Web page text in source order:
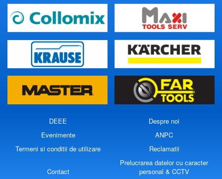
DEEE
Despre noi
Evenimente
ANPC
Termeni si conditii de utilizare
Reclamatii
Contact
Prelucrarea datelor cu caracter
personal & CCTV